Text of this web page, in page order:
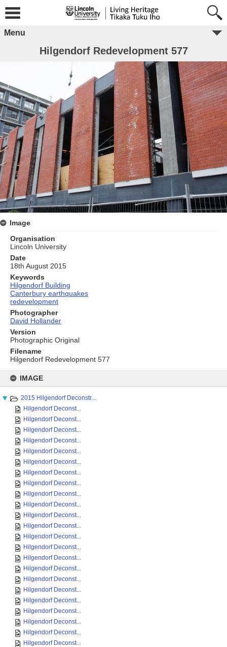
content
IMAGE
2015 Hilgendorf Deconstr...
Hilgendorf Deconst...
Hilgendorf Deconst...
Hilgendorf Deconst...
Hilgendorf Deconst...
Hilgendorf Deconst...
Hilgendorf Deconst...
Hilgendorf Deconst...
Hilgendorf Deconst...
Hilgendorf Deconst...
Hilgendorf Deconst...
Hilgendorf Deconst...
Hilgendorf Deconst...
Hilgendorf Deconst...
Hilgendorf Deconst...
Hilgendorf Deconst...
Hilgendorf Deconst...
Hilgendorf Deconst...
Hilgendorf Deconst...
Hilgendorf Deconst...
Hilgendorf Deconst...
Hilgendorf Deconst...
Hilgendorf Deconst...
Hilgendorf Deconst...
Menu
Hilgendorf Redevelopment 577
Image
Organisation
Lincoln University
Date
18th August 2015
Keywords
Hilgendorf Building
Canterbury earthquakes
redevelopment
Photographer
David Hollander
Version
Photographic Original
Filename
Hilgendorf Redevelopment 577